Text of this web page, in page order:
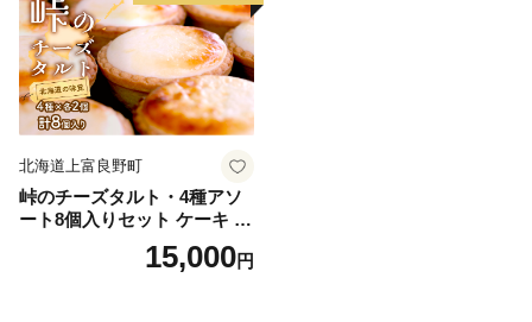
北海道上富良野町
峠のチーズタルト・4種アソ
ート8個入りセット ケーキ チ
ョコレート チーズケーキ お
15,000円